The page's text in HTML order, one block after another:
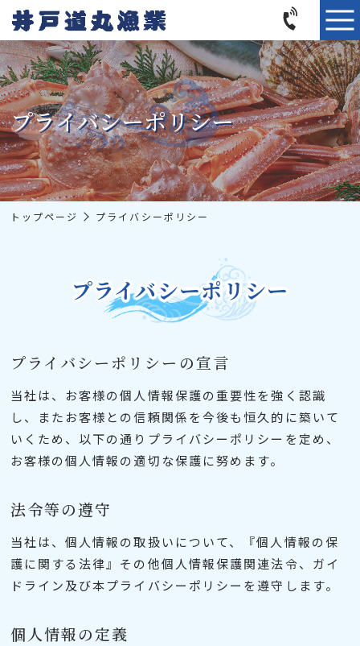
プライバシーポリシー
トップページ プライバシーポリシー
プライバシーポリシー
プライバシーポリシーの宣言
当社は、お客様の個人情報保護の重要性を強く認識
し、またお客様との信頼関係を今後も恒久的に築いて
いくため、以下の通りプライバシーポリシーを定め、
お客様の個人情報の適切な保護に努めます。
法令等の遵守
当社は、個人情報の取扱いについて、『個人情報の保
護に関する法律』その他個人情報保護関連法令、ガイ
ドライン及び本プライバシーポリシーを遵守します。
個人情報の定義